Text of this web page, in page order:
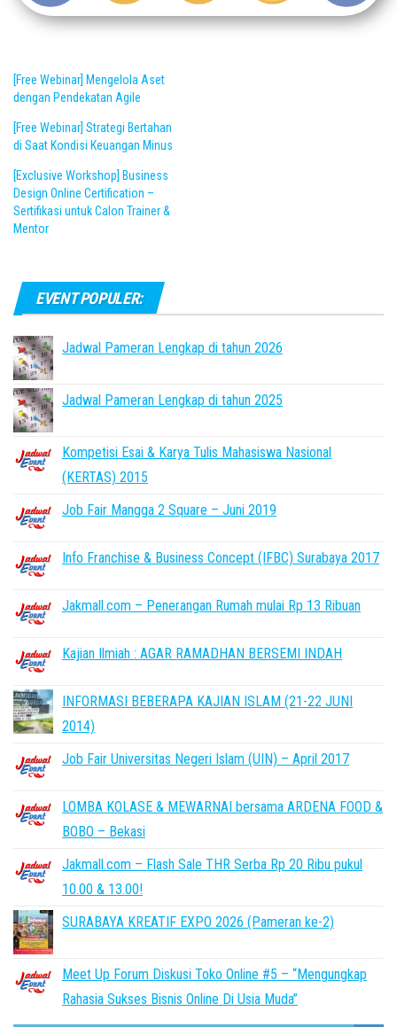
[Free Webinar] Mengelola Aset
dengan Pendekatan Agile
[Free Webinar] Strategi Bertahan
di Saat Kondisi Keuangan Minus
[Exclusive Workshop] Business
Design Online Certification –
Sertifikasi untuk Calon Trainer &
Mentor
EVENT POPULER:
Jadwal Pameran Lengkap di tahun 2026
Jadwal Pameran Lengkap di tahun 2025
Kompetisi Esai & Karya Tulis Mahasiswa Nasional
(KERTAS) 2015
Job Fair Mangga 2 Square – Juni 2019
Info Franchise & Business Concept (IFBC) Surabaya 2017
Jakmall.com – Penerangan Rumah mulai Rp 13 Ribuan
Kajian Ilmiah : AGAR RAMADHAN BERSEMI INDAH
INFORMASI BEBERAPA KAJIAN ISLAM (21-22 JUNI
2014)
Job Fair Universitas Negeri Islam (UIN) – April 2017
LOMBA KOLASE & MEWARNAI bersama ARDENA FOOD &
BOBO – Bekasi
Jakmall.com – Flash Sale THR Serba Rp 20 Ribu pukul
10.00 & 13.00!
SURABAYA KREATIF EXPO 2026 (Pameran ke-2)
Meet Up Forum Diskusi Toko Online #5 – “Mengungkap
Rahasia Sukses Bisnis Online Di Usia Muda”